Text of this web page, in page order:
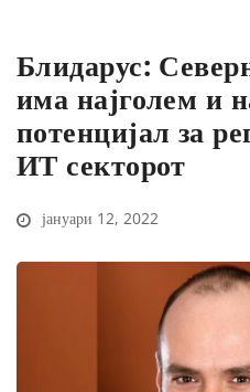
Блидарус:
има најголем и
потенцијал за
ИТ секторот
јануари 12, 2022